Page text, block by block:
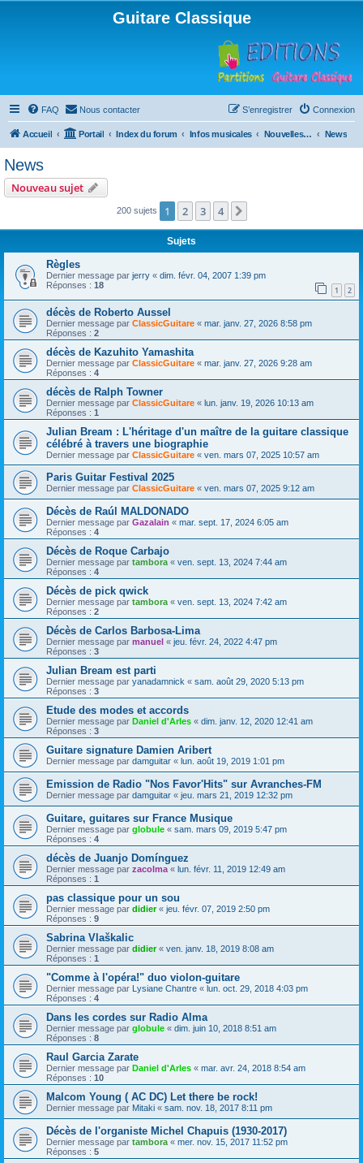
Guitare Classique
FAQ Nous contacter Connexion
S’enregistrer
Accueil Portail Index du forum Infos musicales Nouvelles de toutes sortes, concerts, partitions… News
News
Nouveau sujet
200 sujets 1 2 3 4
Sujets
Règles
Dernier message par jerry « dim. févr. 04, 2007 1:39 pm
Réponses : 18 1 2
décès de Roberto Aussel
Dernier message par ClassicGuitare « mar. janv. 27, 2026 8:58 pm
Réponses : 2
décès de Kazuhito Yamashita
Dernier message par ClassicGuitare « mar. janv. 27, 2026 9:28 am
Réponses : 4
décès de Ralph Towner
Dernier message par ClassicGuitare « lun. janv. 19, 2026 10:13 am
Réponses : 1
Julian Bream : L'héritage d'un maître de la guitare classique
célébré à travers une biographie
Dernier message par ClassicGuitare « ven. mars 07, 2025 10:57 am
Paris Guitar Festival 2025
Dernier message par ClassicGuitare « ven. mars 07, 2025 9:12 am
Décès de Raúl MALDONADO
Dernier message par Gazalain « mar. sept. 17, 2024 6:05 am
Réponses : 4
Décès de Roque Carbajo
Dernier message par tambora « ven. sept. 13, 2024 7:44 am
Réponses : 4
Décès de pick qwick
Dernier message par tambora « ven. sept. 13, 2024 7:42 am
Réponses : 2
Décès de Carlos Barbosa-Lima
Dernier message par manuel « jeu. févr. 24, 2022 4:47 pm
Réponses : 3
Julian Bream est parti
Dernier message par yanadamnick « sam. août 29, 2020 5:13 pm
Réponses : 3
Etude des modes et accords
Dernier message par Daniel d'Arles « dim. janv. 12, 2020 12:41 am
Réponses : 3
Guitare signature Damien Aribert
Dernier message par damguitar « lun. août 19, 2019 1:01 pm
Emission de Radio "Nos Favor'Hits" sur Avranches-FM
Dernier message par damguitar « jeu. mars 21, 2019 12:32 pm
Guitare, guitares sur France Musique
Dernier message par globule « sam. mars 09, 2019 5:47 pm
Réponses : 4
décès de Juanjo Domínguez
Dernier message par zacolma « lun. févr. 11, 2019 12:49 am
Réponses : 1
pas classique pour un sou
Dernier message par didier« jeu. févr. 07, 2019 2:50 pm
Réponses : 9
Sabrina Vlaškalic
Dernier message par didier« ven. janv. 18, 2019 8:08 am
Réponses : 1
"Comme à l'opéra!" duo violon-guitare
Dernier message par Lysiane Chantre « lun. oct. 29, 2018 4:03 pm
Réponses : 4
Dans les cordes sur Radio Alma
Dernier message par globule « dim. juin 10, 2018 8:51 am
Réponses : 8
Raul Garcia Zarate
Dernier message par Daniel d'Arles « mar. avr. 24, 2018 8:54 am
Réponses : 10
Malcom Young ( AC DC) Let there be rock!
Dernier message par Mitaki « sam. nov. 18, 2017 8:11 pm
Décès de l'organiste Michel Chapuis (1930-2017)
Dernier message par tambora « mer. nov. 15, 2017 11:52 pm
Réponses : 5